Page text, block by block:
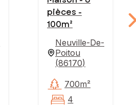
pièces -
100m²
Neuville-De-
Poitou
(86170)
700m²
4